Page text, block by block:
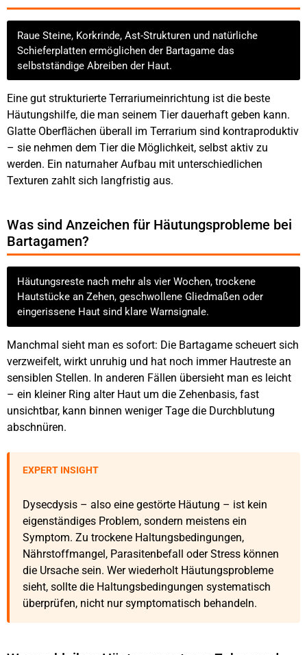
Raue Steine, Korkrinde, Ast-Strukturen und natürliche
Schieferplatten ermöglichen der Bartagame das
selbstständige Abreiben der Haut.
Eine gut strukturierte Terrariumeinrichtung ist die beste
Häutungshilfe, die man seinem Tier dauerhaft geben kann.
Glatte Oberflächen überall im Terrarium sind kontraproduktiv
– sie nehmen dem Tier die Möglichkeit, selbst aktiv zu
werden. Ein naturnaher Aufbau mit unterschiedlichen
Texturen zahlt sich langfristig aus.
Was sind Anzeichen für Häutungsprobleme bei
Bartagamen?
Häutungsreste nach mehr als vier Wochen, trockene
Hautstücke an Zehen, geschwollene Gliedmaßen oder
eingerissene Haut sind klare Warnsignale.
Manchmal sieht man es sofort: Die Bartagame scheuert sich
verzweifelt, wirkt unruhig und hat noch immer Hautreste an
sensiblen Stellen. In anderen Fällen übersieht man es leicht
– ein kleiner Ring alter Haut um die Zehenbasis, fast
unsichtbar, kann binnen weniger Tage die Durchblutung
abschnüren.
EXPERT INSIGHT
Dysecdysis – also eine gestörte Häutung – ist kein
eigenständiges Problem, sondern meistens ein
Symptom. Zu trockene Haltungsbedingungen,
Nährstoffmangel, Parasitenbefall oder Stress können
die Ursache sein. Wer wiederholt Häutungsprobleme
sieht, sollte die Haltungsbedingungen systematisch
überprüfen, nicht nur symptomatisch behandeln.